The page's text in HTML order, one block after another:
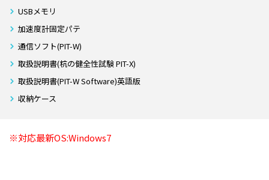
USBメモリ
加速度計固定パテ
通信ソフト(PIT-W)
取扱説明書(杭の健全性試験 PIT-X)
取扱説明書(PIT-W Software)英語版
収納ケース
※対応最新OS:Windows7